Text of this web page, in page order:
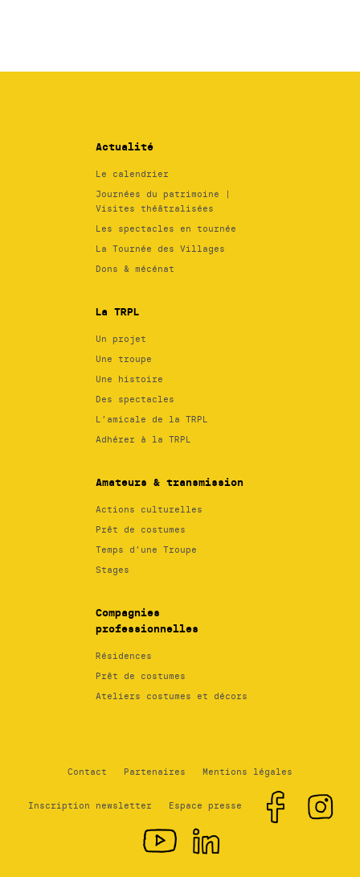
Actualité
Le calendrier
Journées du patrimoine |
Visites théâtralisées
Les spectacles en tournée
La Tournée des Villages
Dons & mécénat
La TRPL
Un projet
Une troupe
Une histoire
Des spectacles
L’amicale de la TRPL
Adhérer à la TRPL
Amateurs & transmission
Actions culturelles
Prêt de costumes
Temps d’une Troupe
Stages
Compagnies
professionnelles
Résidences
Prêt de costumes
Ateliers costumes et décors
Contact Partenaires Mentions légales
Inscription newsletter Espace presse